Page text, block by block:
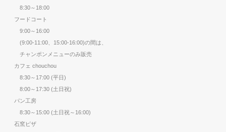
8:30～18:00
フードコート
9:00～16:00
(9:00-11:00、15:00-16:00)の間は、
チャンポンメニューのみ販売
カフェ chouchou
8:30～17:00 (平日)
8:00～17:30 (土日祝)
パン工房
8:30～15:00 (土日祝～16:00)
石窯ピザ